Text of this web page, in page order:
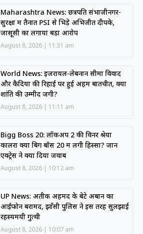
Maharashtra News: छत्रपति संभाजीनगर-
सुरक्षा में तैनात PSI से भिड़े अभिजीत दीपके,
जासूसी का लगाया बड़ा आरोप
August 8, 2026 11:31 am
World News: इजरायल-लेबनान सीमा विवाद
और कैदियों की रिहाई पर हुई अहम बातचीत, क्या
शांति की उम्मीद जगी?
August 8, 2026 11:11 am
Bigg Boss 20: लॉकअप 2 की विनर श्रेया
कालरा क्या बिग बॉस 20 में लेंगी हिस्सा? जानें
एक्ट्रेस ने क्या दिया जवाब
August 8, 2026 10:12 am
UP News: अतीक अहमद के बेटे अबान का
आईफोन बरामद, झाँसी पुलिस ने इस तरह सुलझाई
रहस्यमयी गुत्थी
August 8, 2026 10:07 am